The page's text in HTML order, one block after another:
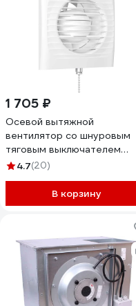
1 705 ₽
Осевой вытяжной
вентилятор со шнуровым
тяговым выключателем
AURAMAX OPTIMA 4-02 88-
4.7(20)
В корзину